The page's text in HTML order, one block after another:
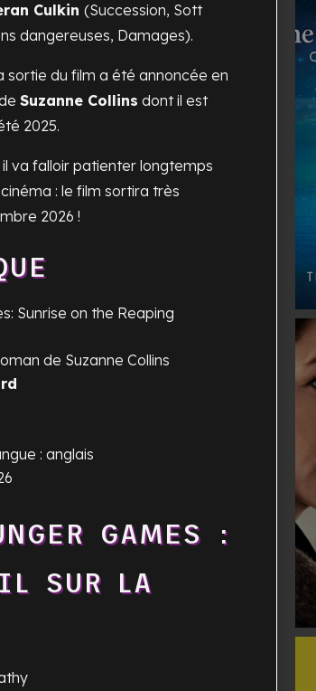
Culkin (Succession, Sott
dangereuses, Damages).
sortie du film a été annoncée en
Suzanne Collins dont il est
2025.
va falloir patienter longtemps
: le film sortira très
2026 !
Sunrise on the Reaping
de Suzanne Collins
: anglais
GAMES :
SUR LA